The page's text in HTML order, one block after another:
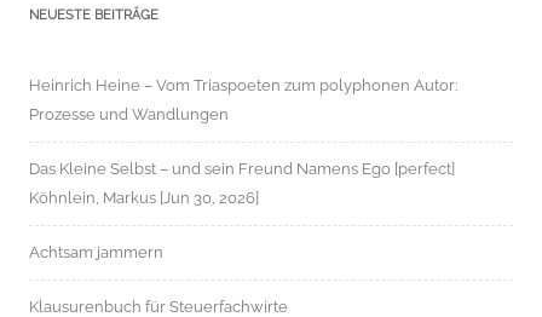
NEUESTE BEITRÄGE
Heinrich Heine – Vom Triaspoeten zum polyphonen Autor:
Prozesse und Wandlungen
Das Kleine Selbst – und sein Freund Namens Ego [perfect]
Köhnlein, Markus [Jun 30, 2026]
Achtsam jammern
Klausurenbuch für Steuerfachwirte